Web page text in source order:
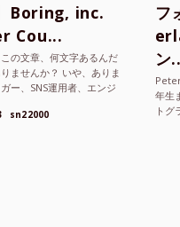
Boring, inc.
Cou...
の文章、何文字あるんだ
ませんか？ いや、ありま
ー、SNS運用者、エンジ
sn22000
フ
ン
年生
ト